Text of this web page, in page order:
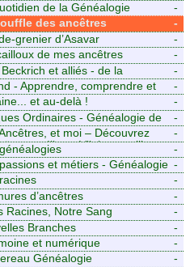
-
de la Généalogie
-
des ancêtres
-
grenier d’Asavar
-
de mes ancêtres
-
et alliés - de la
à l’écriture.
-
- Apprendre, comprendre et
pour exister. (Descartes)
-
et au-delà !
-
Ordinaires - Généalogie de
et d’ailleurs
-
et moi – Découvrez
en Ille-et-Vilaine et ailleurs
-
-
et métiers - Généalogie
l’Arc
-
-
d’ancêtres
-
Racines, Notre Sang
-
Branches
-
et numérique
-
Généalogie